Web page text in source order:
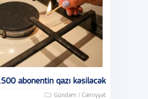
abonentin qazı kəsiləcək
Gündəm / Cəmiyyət